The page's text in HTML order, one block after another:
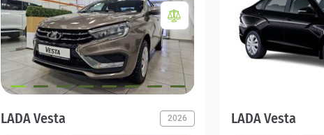
LADA Vesta 2026 LADA Vesta